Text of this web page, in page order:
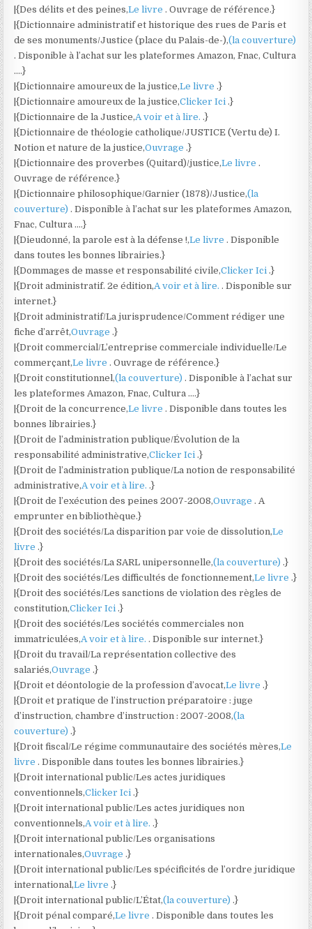
|{Des délits et des peines,Le livre . Ouvrage de référence.}
|{Dictionnaire administratif et historique des rues de Paris et
de ses monuments/Justice (place du Palais-de-),(la couverture)
. Disponible à l’achat sur les plateformes Amazon, Fnac, Cultura
….}
|{Dictionnaire amoureux de la justice,Le livre .}
|{Dictionnaire amoureux de la justice,Clicker Ici .}
|{Dictionnaire de la Justice,A voir et à lire. .}
|{Dictionnaire de théologie catholique/JUSTICE (Vertu de) I.
Notion et nature de la justice,Ouvrage .}
|{Dictionnaire des proverbes (Quitard)/justice,Le livre .
Ouvrage de référence.}
|{Dictionnaire philosophique/Garnier (1878)/Justice,(la
couverture) . Disponible à l’achat sur les plateformes Amazon,
Fnac, Cultura ….}
|{Dieudonné, la parole est à la défense !,Le livre . Disponible
dans toutes les bonnes librairies.}
|{Dommages de masse et responsabilité civile,Clicker Ici .}
|{Droit administratif. 2e édition,A voir et à lire. . Disponible sur
internet.}
|{Droit administratif/La jurisprudence/Comment rédiger une
fiche d’arrêt,Ouvrage .}
|{Droit commercial/L’entreprise commerciale individuelle/Le
commerçant,Le livre . Ouvrage de référence.}
|{Droit constitutionnel,(la couverture) . Disponible à l’achat sur
les plateformes Amazon, Fnac, Cultura ….}
|{Droit de la concurrence,Le livre . Disponible dans toutes les
bonnes librairies.}
|{Droit de l’administration publique/Évolution de la
responsabilité administrative,Clicker Ici .}
|{Droit de l’administration publique/La notion de responsabilité
administrative,A voir et à lire. .}
|{Droit de l’exécution des peines 2007-2008,Ouvrage . A
emprunter en bibliothèque.}
|{Droit des sociétés/La disparition par voie de dissolution,Le
livre .}
|{Droit des sociétés/La SARL unipersonnelle,(la couverture) .}
|{Droit des sociétés/Les difficultés de fonctionnement,Le livre .}
|{Droit des sociétés/Les sanctions de violation des règles de
constitution,Clicker Ici .}
|{Droit des sociétés/Les sociétés commerciales non
immatriculées,A voir et à lire. . Disponible sur internet.}
|{Droit du travail/La représentation collective des
salariés,Ouvrage .}
|{Droit et déontologie de la profession d’avocat,Le livre .}
|{Droit et pratique de l’instruction préparatoire : juge
d’instruction, chambre d’instruction : 2007-2008,(la
couverture) .}
|{Droit fiscal/Le régime communautaire des sociétés mères,Le
livre . Disponible dans toutes les bonnes librairies.}
|{Droit international public/Les actes juridiques
conventionnels,Clicker Ici .}
|{Droit international public/Les actes juridiques non
conventionnels,A voir et à lire. .}
|{Droit international public/Les organisations
internationales,Ouvrage .}
|{Droit international public/Les spécificités de l’ordre juridique
international,Le livre .}
|{Droit international public/L’État,(la couverture) .}
|{Droit pénal comparé,Le livre . Disponible dans toutes les